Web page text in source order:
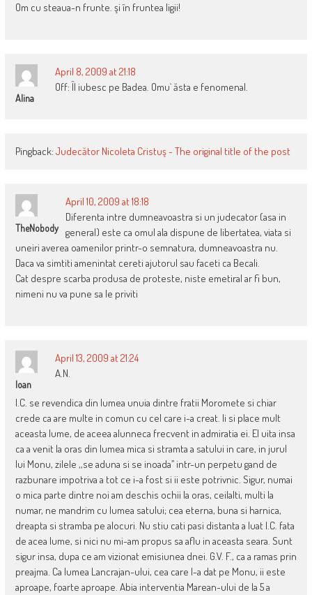
Om cu steaua-n frunte. şi în fruntea ligii!
Alina
April 8, 2009 at 21:18
Off: Îl iubesc pe Badea. Omu` ăsta e fenomenal.
Pingback: Judecător Nicoleta Cristuş - The original title of the post
TheNobody
April 10, 2009 at 18:18
Diferenta intre dumneavoastra si un judecator (asa in
general) este ca omul ala dispune de libertatea, viata si
uneiri averea oamenilor printr-o semnatura, dumneavoastra nu.
Daca va simtiti amenintat cereti ajutorul sau faceti ca Becali.
Cat despre scarba produsa de proteste, niste emetiral ar fi bun,
nimeni nu va pune sa le priviti
Ioan
April 13, 2009 at 21:24
A.N.
I.C. se revendica din lumea unuia dintre fratii Moromete si chiar
crede ca are multe in comun cu cel care i-a creat. Ii si place mult
aceasta lume, de aceea alunneca frecvent in admiratia ei. El uita insa
ca a venit la oras din lumea mica si stramta a satului in care, in jurul
lui Monu, zilele ,,se aduna si se inoada’’ intr-un perpetu gand de
razbunare impotriva a tot ce i-a fost si ii este potrivnic. Sigur, numai
o mica parte dintre noi am deschis ochii la oras, ceilalti, multi la
numar, ne mandrim cu lumea satului; cea eterna, buna si harnica,
dreapta si stramba pe alocuri. Nu stiu cati pasi distanta a luat I.C. fata
de acea lume, si nici nu mi-am propus sa aflu in aceasta seara. Sunt
sigur insa, dupa ce am vizionat emisiunea dnei. G.V. F., ca a ramas prin
preajma. Ca lumea Lancrajan-ului, cea care l-a dat pe Monu, ii este
aproape, foarte aproape. Abia interventia Marean-ului de la 5 a